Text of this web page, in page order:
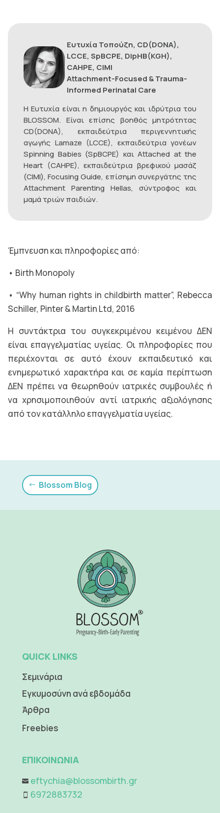
Eυτυχία Τοπούζη, CD(DONA),
LCCE, SpBCPE, DipHB(KGH),
CAHPE, CIMI
Attachment-Focused & Trauma-
Informed Perinatal Care
Η Ευτυχία είναι η δημιουργός και ιδρύτρια του
BLOSSOM. Είναι επίσης βοηθός μητρότητας
CD(DONA), εκπαιδεύτρια περιγεννητικής
αγωγής Lamaze (LCCE), εκπαιδεύτρια γονέων
Spinning Babies (SpBCPE) και Attached at the
Heart (CAHPE), εκπαιδεύτρια βρεφικού μασάζ
(CIMI), Focusing Guide, επίσημη συνεργάτης της
Attachment Parenting Hellas, σύντροφος και
μαμά τριών παιδιών.
Έμπνευση και πληροφορίες από:
• Birth Monopoly
• “Why human rights in childbirth matter”, Rebecca
Schiller, Pinter & Martin Ltd, 2016
Η συντάκτρια του συγκεκριμένου κειμένου ΔΕΝ
είναι επαγγελματίας υγείας. Οι πληροφορίες που
περιέχονται σε αυτό έχουν εκπαιδευτικό και
ενημερωτικό χαρακτήρα και σε καμία περίπτωση
ΔΕΝ πρέπει να θεωρηθούν ιατρικές συμβουλές ή
να χρησιμοποιηθούν αντί ιατρικής αξιολόγησης
από τον κατάλληλο επαγγελματία υγείας.
Blossom Blog
QUICK LINKS
Σεμινάρια
Εγκυμοσύνη ανά εβδομάδα
Άρθρα
Freebies
ΕΠΙΚΟΙΝΩΝΙΑ
eftychia@blossombirth.gr
 6972883732